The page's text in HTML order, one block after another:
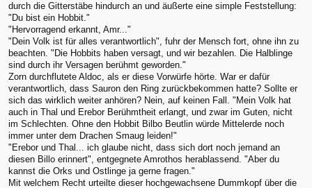
durch die Gitterstäbe hindurch an und äußerte eine simple Feststellung:
"Du bist ein Hobbit."
"Hervorragend erkannt, Amr..."
"Dein Volk ist für alles verantwortlich", fuhr der Mensch fort, ohne ihn zu
beachten. "Die Hobbits haben versagt, und wir bezahlen. Die Halblinge
sind durch ihr Versagen berühmt geworden."
Zorn durchflutete Aldoc, als er diese Vorwürfe hörte. War er dafür
verantwortlich, dass Sauron den Ring zurückbekommen hatte? Sollte er
sich das wirklich weiter anhören? Nein, auf keinen Fall. "Mein Volk hat
auch in Thal und Erebor Berühmtheit erlangt, und zwar im Guten, nicht
im Schlechten. Ohne den Hobbit Bilbo Beutlin würde Mittelerde noch
immer unter dem Drachen Smaug leiden!"
"Erebor und Thal... ich glaube nicht, dass sich dort noch jemand an
diesen Billo erinnert", entgegnete Amrothos herablassend. "Aber du
kannst die Orks und Ostlinge ja gerne fragen."
Mit welchem Recht urteilte dieser hochgewachsene Dummkopf über die